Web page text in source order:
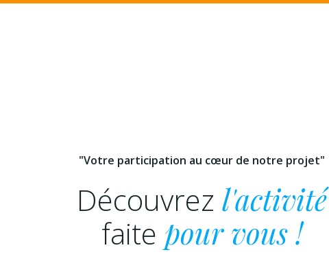
"Votre participation au cœur de notre projet"
Découvrez l'activité
faite pour vous !